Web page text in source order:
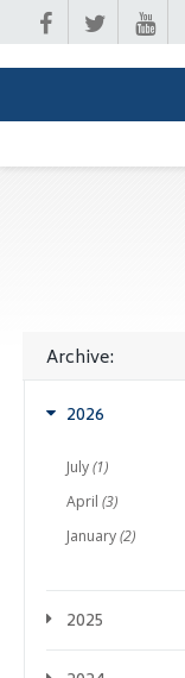
Archive:
2026
July(1)
April (3)
January(2)
2025